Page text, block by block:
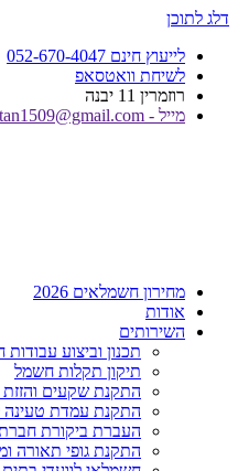
דלג לתוכן
לייעוץ חינם 052-670-4047
לשיחת וואטסאפ
רוזמרין 11 יבנה
מייל - amitmatan1509@gmail.com
מחירון חשמלאים 2026
אודות
השירותים
תכנון וביצוע
תיקון תקלות חשמל
התקנת שקעים
התקנת עמדת טעינה
העברת ביקורת
התקנת גופי תאורה